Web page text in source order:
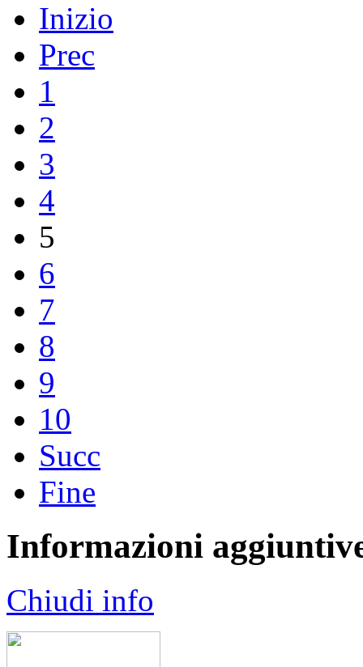
Inizio
Prec
1
2
3
4
5
6
7
8
9
10
Succ
Fine
Informazioni
Chiudi info